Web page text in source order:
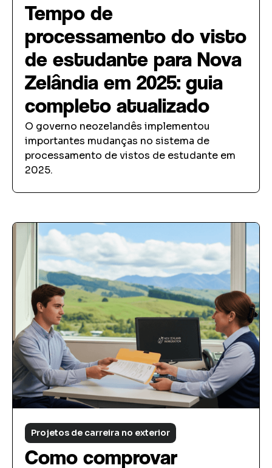
Tempo de
processamento do visto
de estudante para Nova
Zelândia em 2025: guia
completo atualizado
O governo neozelandês implementou
importantes mudanças no sistema de
processamento de vistos de estudante em
2025.
Projetos de carreira no exterior
Como comprovar